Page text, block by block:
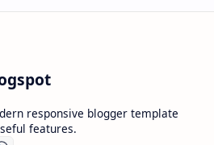
responsive blogger template
features.